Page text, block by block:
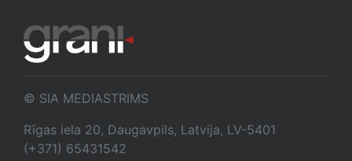
© SIA MEDIASTRIMS
Rīgas iela 20, Daugavpils, Latvija, LV-5401
(+371) 65431542